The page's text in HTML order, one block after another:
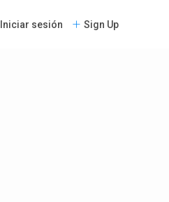
Iniciar sesión Sign Up